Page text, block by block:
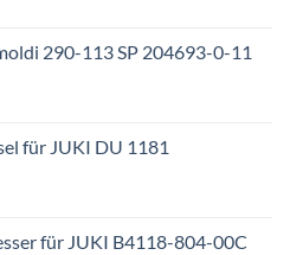
290-113 SP 204693-0-11
für JUKI DU 1181
für JUKI B4118-804-00C